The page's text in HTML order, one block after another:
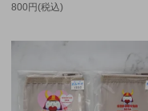
800円(税込)